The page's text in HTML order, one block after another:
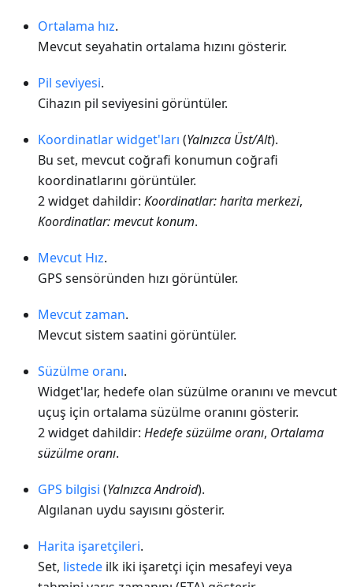
Ortalama hız.
Mevcut seyahatin ortalama hızını gösterir.
Pil seviyesi.
Cihazın pil seviyesini görüntüler.
Koordinatlar widget'ları (Yalnızca Üst/Alt).
Bu set, mevcut coğrafi konumun coğrafi
koordinatlarını görüntüler.
2 widget dahildir: Koordinatlar: harita merkezi,
Koordinatlar: mevcut konum.
Mevcut Hız.
GPS sensöründen hızı görüntüler.
Mevcut zaman.
Mevcut sistem saatini görüntüler.
Süzülme oranı.
Widget'lar, hedefe olan süzülme oranını ve mevcut
uçuş için ortalama süzülme oranını gösterir.
2 widget dahildir: Hedefe süzülme oranı, Ortalama
süzülme oranı.
GPS bilgisi (Yalnızca Android).
Algılanan uydu sayısını gösterir.
Harita işaretçileri.
Set, listede ilk iki işaretçi için mesafeyi veya